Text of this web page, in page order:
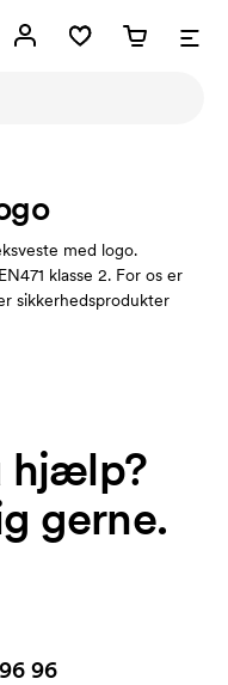
med logo.
klasse 2. For os er
sikkerhedsprodukter
hjælp?
gerne.
96